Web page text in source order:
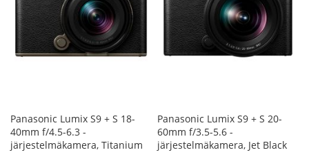
Panasonic Lumix S9 + S 18-
40mm f/4.5-6.3 -
järjestelmäkamera, Titanium
Panasonic Lumix S9 + S 20-
60mm f/3.5-5.6 -
järjestelmäkamera, Jet Black